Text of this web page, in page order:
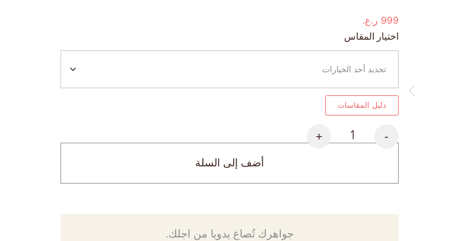
999 ر.ع.
اختيار المقاس
دليل المقاسات
-
+
أضف إلى السلة
جواهرك تُصاغ يدويا من اجلك.